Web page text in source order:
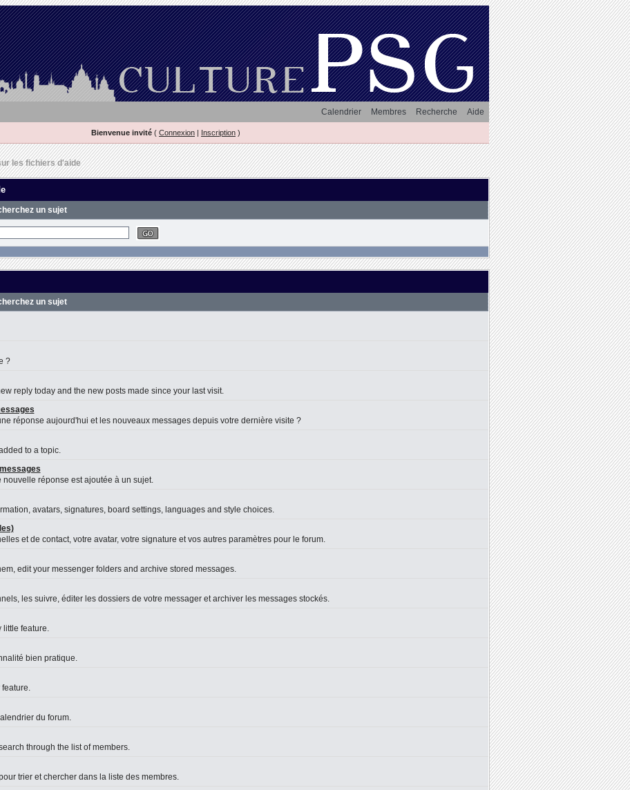
Aide
Recherche
Membres
Calendrier
Bienvenue invité ( Connexion | Inscription )
les fichiers d'aide
un sujet
un sujet
?
reply today and the new posts made since your last visit.
réponse aujourd'hui et les nouveaux messages depuis votre dernière visite ?
to a topic.
réponse est ajoutée à un sujet.
avatars, signatures, board settings, languages and style choices.
et de contact, votre avatar, votre signature et vos autres paramètres pour le forum.
edit your messenger folders and archive stored messages.
les suivre, éditer les dossiers de votre messager et archiver les messages stockés.
little feature.
bien pratique.
du forum.
through the list of members.
trier et chercher dans la liste des membres.